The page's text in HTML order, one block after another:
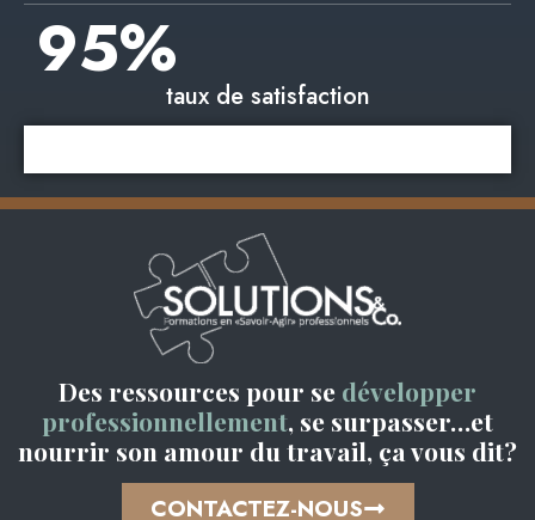
95%
taux de satisfaction
Des ressources pour se développer
professionnellement, se surpasser…et
nourrir son amour du travail, ça vous dit?
CONTACTEZ-NOUS